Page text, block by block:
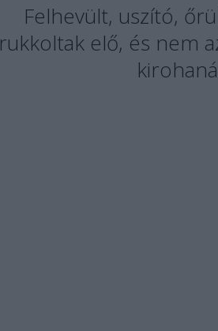
Felhevült, uszító,
rukkoltak elő, és nem